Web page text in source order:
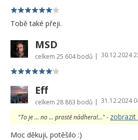
Tobě také přeji.
MSD
celkem 25 604 bodů | 30.12.2024
Eff
celkem 28 863 bodů | 31.12.2024
"To je ... no ... prostě nádhera!..." -
Moc děkuji, potěšilo :)